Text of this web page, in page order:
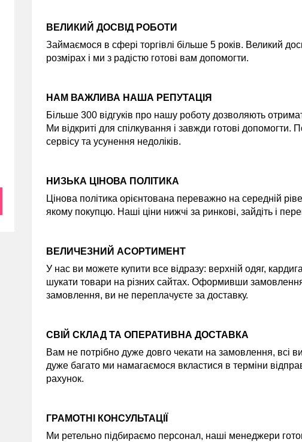
ВЕЛИКИЙ ДОСВІД РОБОТИ
Займаємося в сфері торгівлі більше 5 років. Великий
розмірах і ми з радістю готові вам допомогти.
НАМ ВАЖЛИВА НАША РЕПУТАЦІЯ
Більше 300 відгуків про нашу роботу дозволяють
Ми відкриті для спілкування і завжди готові
сервісу та усунення недоліків.
НИЗЬКА ЦІНОВА ПОЛІТИКА
Цінова політика орієнтована переважно на середній
якому покупцю. Наші ціни нижчі за ринкові, зайдіть і
ВЕЛИЧЕЗНИЙ АСОРТИМЕНТ
У нас ви можете купити все відразу: верхній одяг,
шукати товари на різних сайтах. Оформивши
замовлення, ви не переплачуєте за доставку.
СВІЙ СКЛАД ТА ОПЕРАТИВНА ДОСТАВКА
Вам не потрібно дуже довго чекати на замовлення, всі
дуже багато ми намагаємося вкластися в терміни
рахунок.
ГРАМОТНІ КОНСУЛЬТАЦІЇ
Ми ретельно підбираємо персонал, наші менеджери